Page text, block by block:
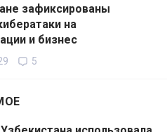
зафиксированы
на
и бизнес
5